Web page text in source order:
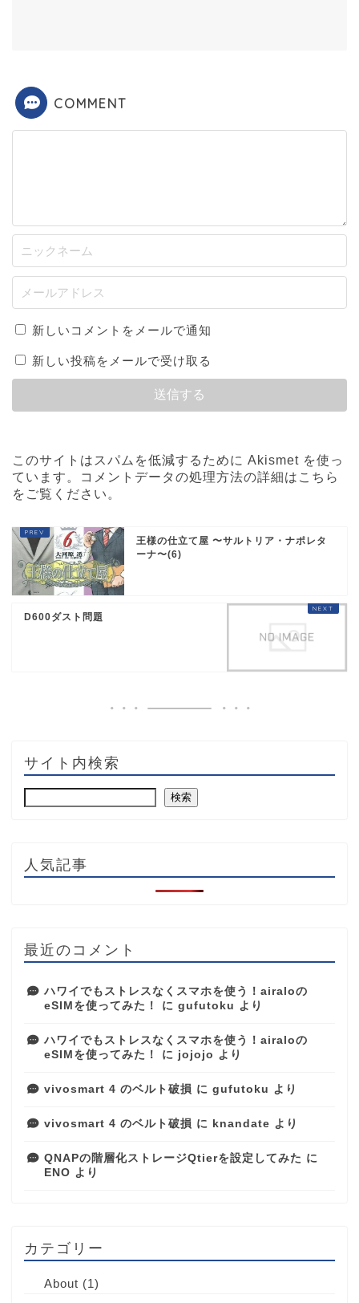
COMMENT
新しいコメントをメールで通知
新しい投稿をメールで受け取る
このサイトはスパムを低減するために Akismet を使っ
ています。
コメントデータの処理方法の詳細はこちら
をご覧ください 。
王様の仕立て屋 〜サルトリア・ナポレタ
ーナ〜(6)
D600ダスト問題
サイト内検索
検索
人気記事
最近のコメント
ハワイでもストレスなくスマホを使う！airaloの
eSIMを使ってみた！
に gufutoku より
ハワイでもストレスなくスマホを使う！airaloの
eSIMを使ってみた！
に jojojo より
vivosmart 4 のベルト破損 に gufutoku より
vivosmart 4 のベルト破損 に knandate より
QNAPの階層化ストレージQtierを設定してみた に
ENO より
カテゴリー
About (1)